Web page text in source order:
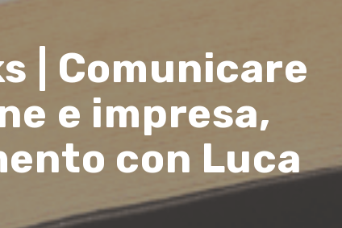
| Comunicare
e impresa,
con Luca